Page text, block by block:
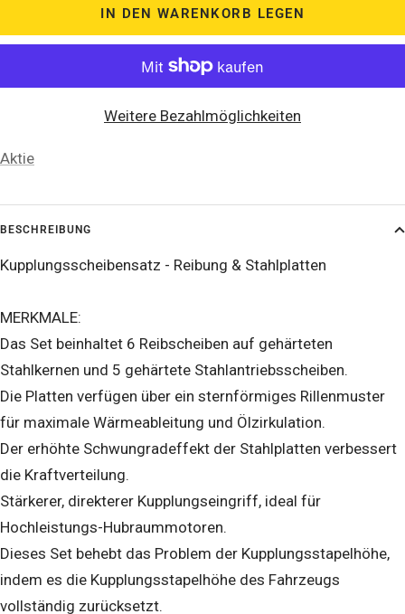
IN DEN WARENKORB LEGEN
Weitere Bezahlmöglichkeiten
Aktie
BESCHREIBUNG
Kupplungsscheibensatz - Reibung & Stahlplatten
MERKMALE:
Das Set beinhaltet 6 Reibscheiben auf gehärteten
Stahlkernen und 5 gehärtete Stahlantriebsscheiben.
Die Platten verfügen über ein sternförmiges Rillenmuster
für maximale Wärmeableitung und Ölzirkulation.
Der erhöhte Schwungradeffekt der Stahlplatten verbessert
die Kraftverteilung.
Stärkerer, direkterer Kupplungseingriff, ideal für
Hochleistungs-Hubraummotoren.
Dieses Set behebt das Problem der Kupplungsstapelhöhe,
indem es die Kupplungsstapelhöhe des Fahrzeugs
vollständig zurücksetzt.